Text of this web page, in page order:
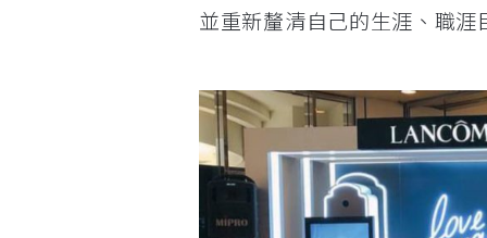
並重新釐清自己的生涯、職涯